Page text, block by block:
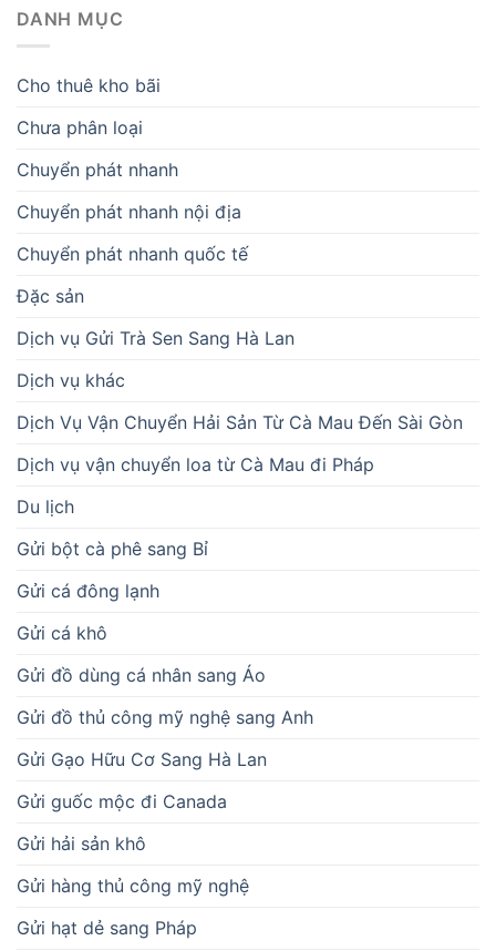
DANH MỤC
Cho thuê kho bãi
Chưa phân loại
Chuyển phát nhanh
Chuyển phát nhanh nội địa
Chuyển phát nhanh quốc tế
Đặc sản
Dịch vụ Gửi Trà Sen Sang Hà Lan
Dịch vụ khác
Dịch Vụ Vận Chuyển Hải Sản Từ Cà Mau Đến Sài Gòn
Dịch vụ vận chuyển loa từ Cà Mau đi Pháp
Du lịch
Gửi bột cà phê sang Bỉ
Gửi cá đông lạnh
Gửi cá khô
Gửi đồ dùng cá nhân sang Áo
Gửi đồ thủ công mỹ nghệ sang Anh
Gửi Gạo Hữu Cơ Sang Hà Lan
Gửi guốc mộc đi Canada
Gửi hải sản khô
Gửi hàng thủ công mỹ nghệ
Gửi hạt dẻ sang Pháp